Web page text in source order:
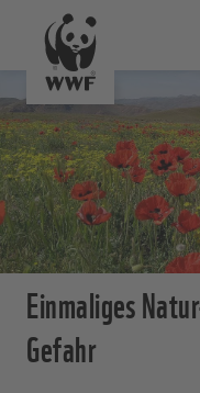
Einmaliges
Gefahr